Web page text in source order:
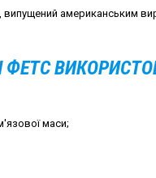
випущений американським
маси;